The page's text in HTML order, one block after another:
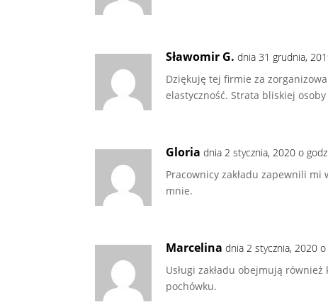
Sławomir G. dnia 31 grudnia,
Dziękuję tej firmie za
elastyczność. Strata bliskiej
Gloria dnia 2 stycznia, 2020 o
Pracownicy zakładu zapewnili
mnie.
Marcelina dnia 2 stycznia, 2020
Usługi zakładu obejmują
pochówku.